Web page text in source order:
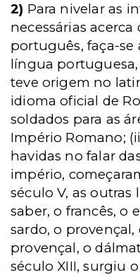
2) Para nivelar as
necessárias
português, faça-se
língua portuguesa,
teve origem no
idioma oficial de
soldados para as
Império Romano;
havidas no falar
império,
século V, as outras
saber, o francês, o
sardo, o
provençal, o
século XIII, surgiu